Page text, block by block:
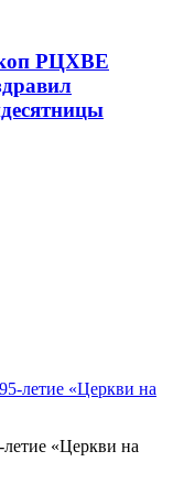
РЦХВЕ
«Церкви на